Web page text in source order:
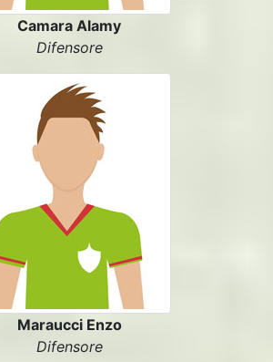
Camara Alamy
Difensore
Maraucci Enzo
Difensore